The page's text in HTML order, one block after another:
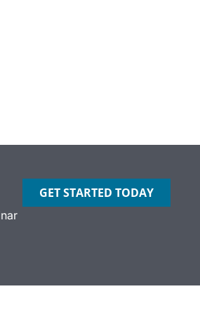
GET STARTED TODAY